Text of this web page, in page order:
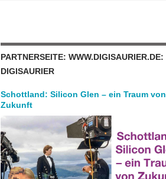
PARTNERSEITE: WWW.DIGISAURIER.DE:
DIGISAURIER
Schottland: Silicon Glen – ein Traum von
Zukunft